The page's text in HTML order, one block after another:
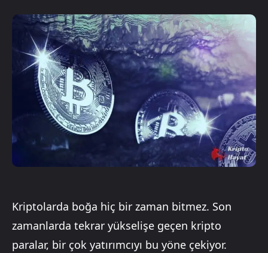
Kriptolarda boğa hiç bir zaman bitmez. Son
zamanlarda tekrar yükselişe geçen kripto
paralar, bir çok yatırımcıyı bu yöne çekiyor.